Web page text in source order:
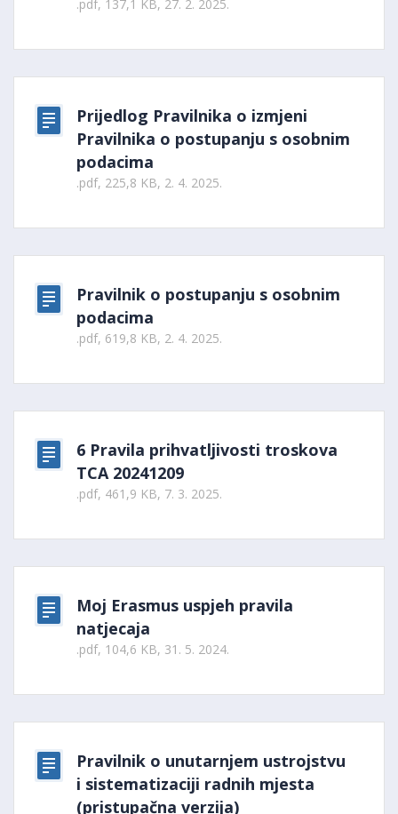
.pdf, 137,1 KB, 27. 2. 2025.
Prijedlog Pravilnika o izmjeni
Pravilnika o postupanju s osobnim
podacima
.pdf, 225,8 KB, 2. 4. 2025.
Pravilnik o postupanju s osobnim
podacima
.pdf, 619,8 KB, 2. 4. 2025.
6 Pravila prihvatljivosti troskova
TCA 20241209
.pdf, 461,9 KB, 7. 3. 2025.
Moj Erasmus uspjeh pravila
natjecaja
.pdf, 104,6 KB, 31. 5. 2024.
Pravilnik o unutarnjem ustrojstvu
i sistematizaciji radnih mjesta
(pristupačna verzija)